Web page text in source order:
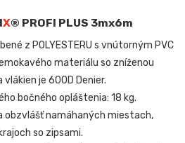
X® PROFI PLUS 3mx6m
z POLYESTERU s vnútorným PVC
materiálu so zníženou
je 600D Denier.
bočného opláštenia: 18 kg.
obzvlášť namáhaných miestach,
so zipsami.